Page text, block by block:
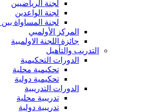
لجنة الرياضيين
لجنة الواعدين
لجنة المساواة
المركز الأولمبي
جائزة اللجنة الاولمبية
التدريب والتأهيل
الدورات التحكيمية
تحكيمية محلية
تحكيمية دولية
الدورات التدريبية
تدريبية محلية
تدريبية دولية